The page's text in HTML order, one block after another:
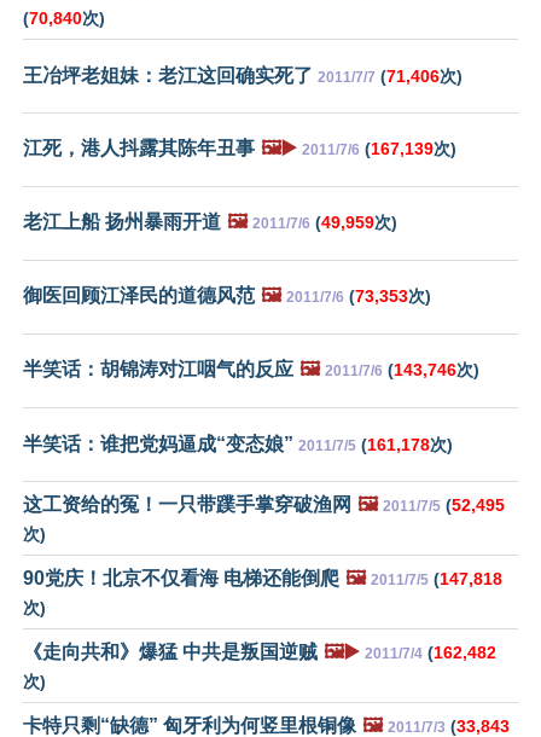
(70,840次)
王冶坪老姐妹：老江这回确实死了 2011/7/7 (71,406次)
江死，港人抖露其陈年丑事 🖼️▶️ 2011/7/6 (167,139次)
老江上船 扬州暴雨开道 🖼️ 2011/7/6 (49,959次)
御医回顾江泽民的道德风范 🖼️ 2011/7/6 (73,353次)
半笑话：胡锦涛对江咽气的反应 🖼️ 2011/7/6 (143,746次)
半笑话：谁把党妈逼成“变态娘” 2011/7/5 (161,178次)
这工资给的冤！一只带蹼手掌穿破渔网 🖼️ 2011/7/5 (52,495
次)
90党庆！北京不仅看海 电梯还能倒爬 🖼️ 2011/7/5 (147,818
次)
《走向共和》爆猛 中共是叛国逆贼 🖼️▶️ 2011/7/4 (162,482
次)
卡特只剩“缺德” 匈牙利为何竖里根铜像 🖼️ 2011/7/3 (33,843